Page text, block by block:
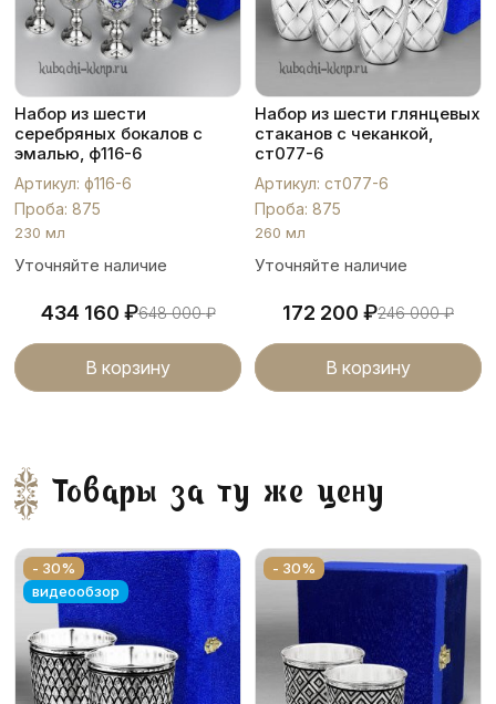
Набор из шести
серебряных бокалов с
эмалью, ф116-6
Артикул: ф116-6
Проба: 875
230 мл
Уточняйте наличие
434 160 ₽648 000₽
В корзину
Набор из шести глянцевых
стаканов с чеканкой,
ст077-6
Артикул: ст077-6
Проба: 875
260 мл
Уточняйте наличие
172 200 ₽246 000₽
В корзину
Товары за ту же цену
- 30%
видеообзор
- 30%